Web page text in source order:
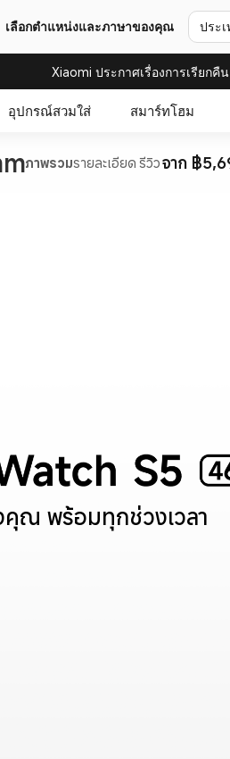
เลือกตำแหน่งและภาษาของคุณ ประ
Xiaomi ประกาศเรื่องการเรียก
อุปกรณ์สวมใส่ สมาร์ทโฮม
ภาพรวมรายละเอียด รีวิวจาก ฿
คุณ พร้อมทุกช่วงเวลา